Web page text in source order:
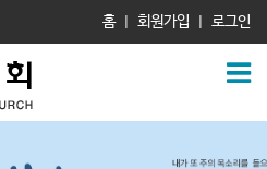
홈 회원가입 로그인